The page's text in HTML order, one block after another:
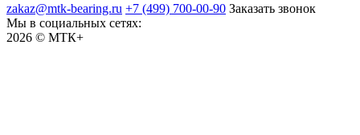
zakaz@mtk-bearing.ru +7 (499) 700-00-90 Заказать звонок
Мы в социальных сетях:
2026 © МТК+